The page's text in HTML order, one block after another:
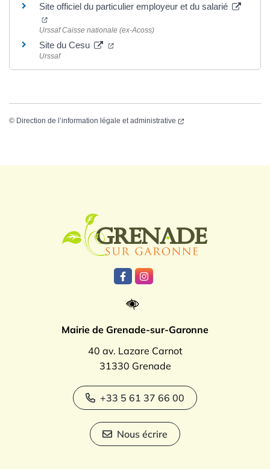
Site officiel du particulier employeur et du salarié
Urssaf Caisse nationale (ex-Acoss)
Site du Cesu
Urssaf
© Direction de l’information légale et administrative
Lien vers le compte Facebook
Lien vers le compte
Mairie de Grenade-sur-Garonne
40 av. Lazare Carnot
31330 Grenade
+33 5 61 37 66 00
Nous écrire